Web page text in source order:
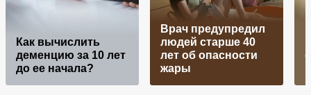
Как вычислить
деменцию за 10 лет
до ее начала?
Врач предупредил
людей старше 40
лет об опасности
жары